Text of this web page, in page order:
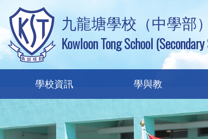
九龍塘學校（中學部）
Kowloon Tong School
學校資訊 學與教